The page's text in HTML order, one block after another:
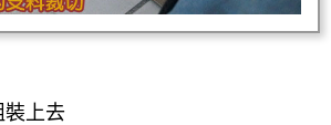
裝上去